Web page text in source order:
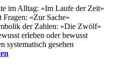
im Alltag: «Im Laufe der Zeit»
«Zur Sache»
der Zahlen: «Die Zwölf»
erleben oder bewusst
systematisch gesehen